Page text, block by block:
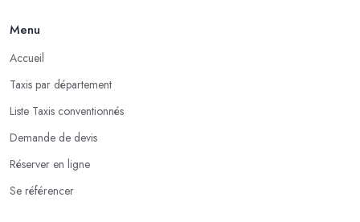
Menu
Accueil
Taxis par département
Liste Taxis conventionnés
Demande de devis
Réserver en ligne
Se référencer